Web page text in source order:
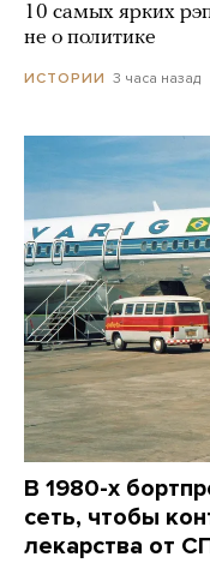
10 самых ярких
не о политике
ИСТОРИИ 3 часа назад
В 1980-х
сеть, чтобы
лекарства от